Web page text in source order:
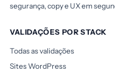
segurança, copy e UX em
VALIDAÇÕES POR STACK
Todas as validações
Sites WordPress